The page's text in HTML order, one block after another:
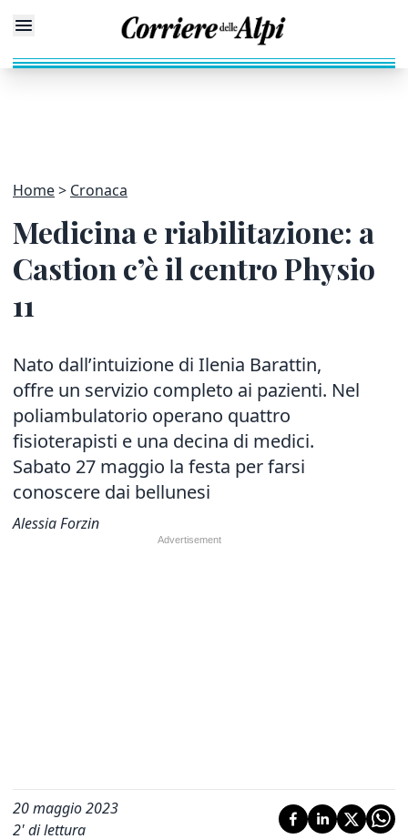
Home Cronaca
Medicina e riabilitazione: a
Castion c’è il centro Physio
11
Nato dall’intuizione di Ilenia Barattin,
offre un servizio completo ai pazienti. Nel
poliambulatorio operano quattro
fisioterapisti e una decina di medici.
Sabato 27 maggio la festa per farsi
conoscere dai bellunesi
Alessia Forzin
20 maggio 2023
2' di lettura